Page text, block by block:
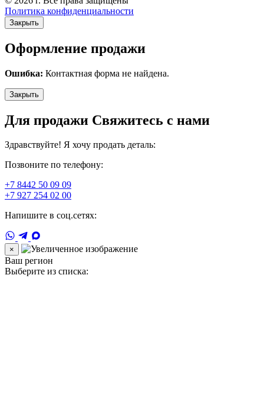
Политика конфиденциальности
Закрыть
Оформление продажи
Ошибка: Контактная форма не найдена.
Закрыть
Для продажи Свяжитесь с нами
Здравствуйте! Я хочу продать деталь:
Позвоните по телефону:
+7 8442 50 09 09
+7 927 254 02 00
Напишите в соц.сетях:
×
Ваш регион
Выберите из списка: